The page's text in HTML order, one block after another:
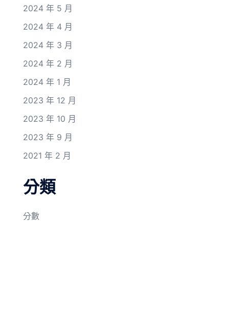
2024 年 5 月
2024 年 4 月
2024 年 3 月
2024 年 2 月
2024 年 1 月
2023 年 12 月
2023 年 10 月
2023 年 9 月
2021 年 2 月
分類
分數